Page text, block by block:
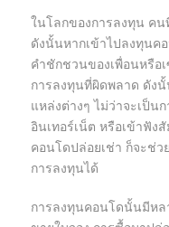
ในโลกของการลงทุน คน
ดังนั้นหากเข้าไปลงทุนค
คำชักชวนของเพื่อนหรือ
การลงทุนที่ผิดพลาด ดัง
แหล่งต่างๆ ไม่ว่าจะเป็น
อินเทอร์เน็ต หรือเข้าฟัง
คอนโดปล่อยเช่า ก็จะช่ว
การลงทุนได้
การลงทุนคอนโดนั้นมีหล